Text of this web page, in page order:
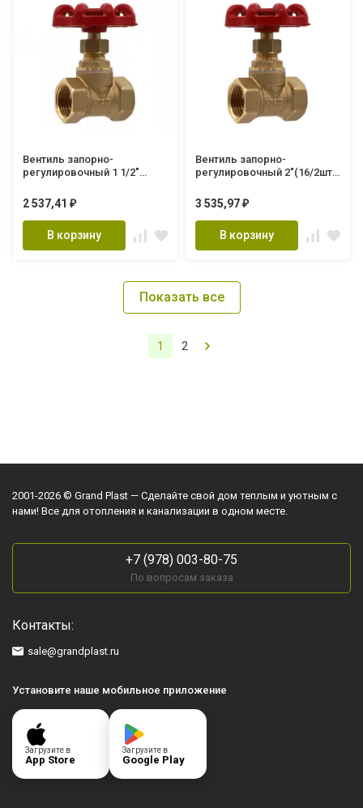
Вентиль запорно-
регулировочный 1 1/2"
2 537,41 ₽
В корзину
Вентиль запорно-
регулировочный 2"(16/2шт)
3 535,97 ₽
В корзину
Показать все
1 2
2001-2026 © Grand Plast — Сделайте свой дом теплым и уютным с
нами! Все для отопления и канализации в одном месте.
+7 (978) 003-80-75
По вопросам заказа
Контакты:
sale@grandplast.ru
Установите наше мобильное приложение
Загрузите в
App Store
Загрузите в
Google Play